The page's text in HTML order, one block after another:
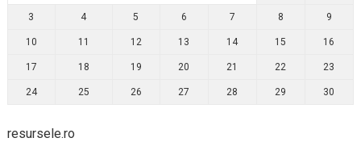
3 4 5 6 7 8 9
10 11 12 13 14 15 16
17 18 19 20 21 22 23
24 25 26 27 28 29 30
resursele.ro